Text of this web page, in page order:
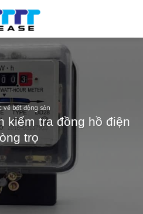
về bất động sản
kiểm tra đồng hồ điện
trọ